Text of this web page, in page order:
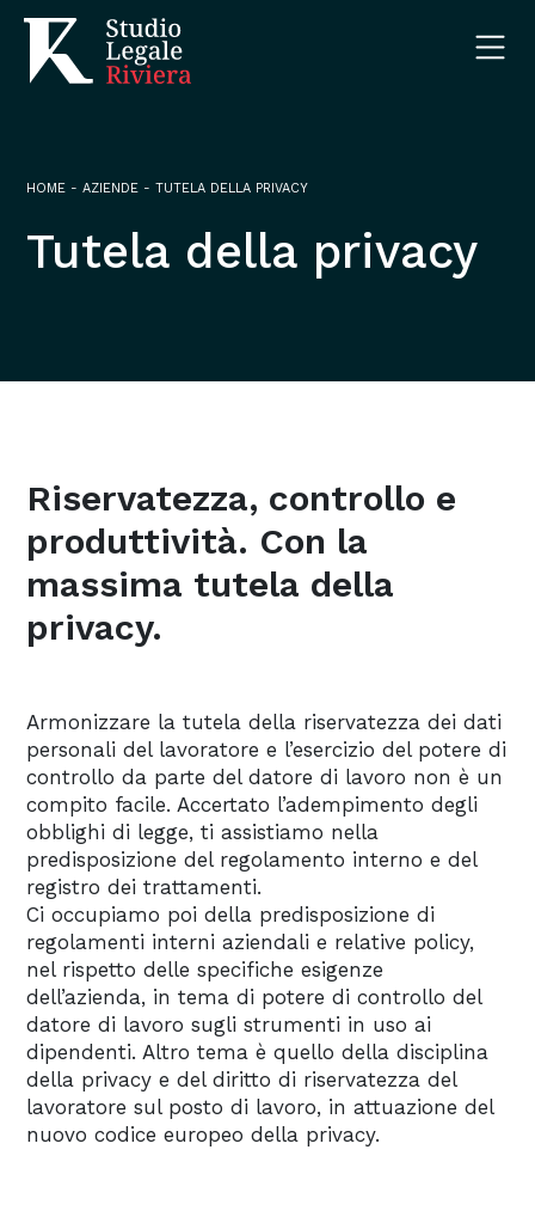
HOME -AZIENDE -TUTELA DELLA PRIVACY
Tutela della privacy
Riservatezza, controllo e
produttività. Con la
massima tutela della
privacy.
Armonizzare la tutela della riservatezza dei dati
personali del lavoratore e l’esercizio del potere di
controllo da parte del datore di lavoro non è un
compito facile. Accertato l’adempimento degli
obblighi di legge, ti assistiamo nella
predisposizione del regolamento interno e del
registro dei trattamenti.
Ci occupiamo poi della predisposizione di
regolamenti interni aziendali e relative policy,
nel rispetto delle specifiche esigenze
dell’azienda, in tema di potere di controllo del
datore di lavoro sugli strumenti in uso ai
dipendenti. Altro tema è quello della disciplina
della privacy e del diritto di riservatezza del
lavoratore sul posto di lavoro, in attuazione del
nuovo codice europeo della privacy.